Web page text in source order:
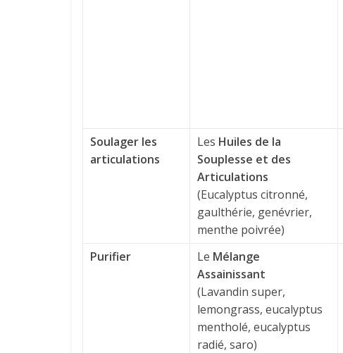
Soulager les
articulations
Les Huiles de la
Souplesse et des
Articulations
(Eucalyptus citronné,
gaulthérie, genévrier,
menthe poivrée)
Purifier Le Mélange
Assainissant
(Lavandin super,
lemongrass, eucalyptus
mentholé, eucalyptus
radié, saro)